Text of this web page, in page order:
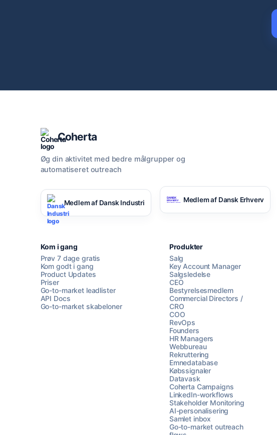
Coherta
Øg din aktivitet med bedre målgrupper og
automatiseret outreach
Medlem af Dansk Industri Medlem af Dansk Erhverv
Kom i gang
Prøv 7 dage gratis
Kom godt i gang
Product Updates
Priser
Go-to-market leadlister
API Docs
Go-to-market skabeloner
Produkter
Salg
Key Account Manager
Salgsledelse
CEO
Bestyrelsesmedlem
Commercial Directors /
CRO
COO
RevOps
Founders
HR Managers
Webbureau
Rekruttering
Emnedatabase
Købssignaler
Datavask
Coherta Campaigns
LinkedIn-workflows
Stakeholder Monitoring
AI-personalisering
Samlet inbox
Go-to-market outreach